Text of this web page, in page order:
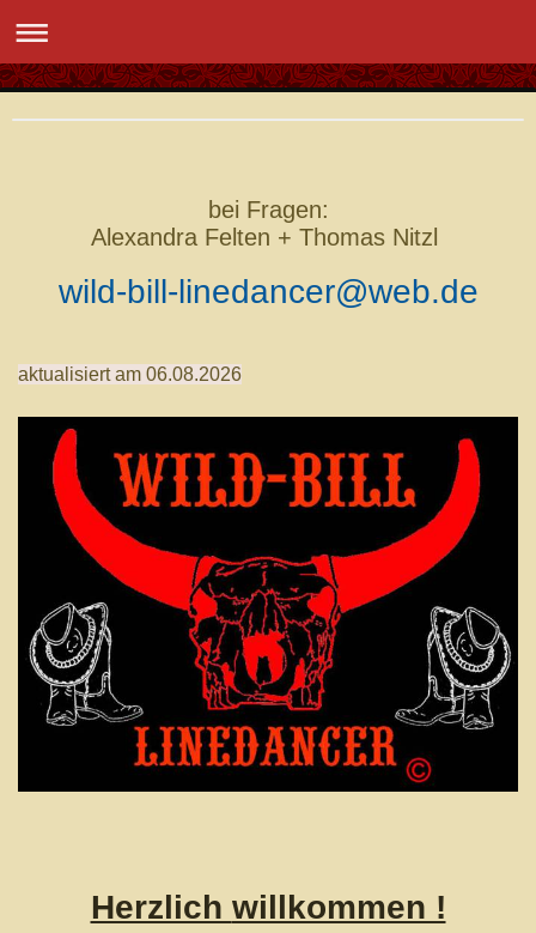
bei Fragen:
Alexandra Felten + Thomas Nitzl
wild-bill-linedancer@web.de
aktualisiert am 06.08.2026
Herzlich willkommen !